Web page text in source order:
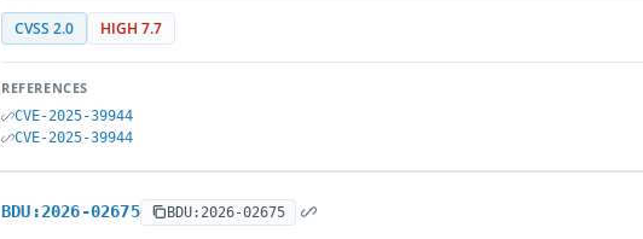
CVSS 2.0 HIGH 7.7
REFERENCES
CVE-2025-39944
CVE-2025-39944
BDU:2026-02675 BDU:2026-02675